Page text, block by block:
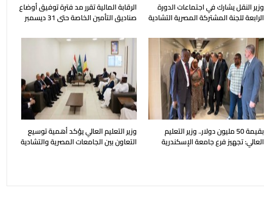
وزير النقل يشارك في اجتماعات الدورة
الرابعة للجنة المشتركة المصرية التشادية
الرقابة المالية تقرر مد فترة توفيق أوضاع
صناديق التأمين الخاصة حتى 31 ديسمبر
بقيمة 50 مليون دولار.. وزير التعليم
العالي: تجهيز فرع جامعة الإسكندرية
وزير التعليم العالي يؤكد أهمية توسيع
التعاون بين الجامعات المصرية والتشادية